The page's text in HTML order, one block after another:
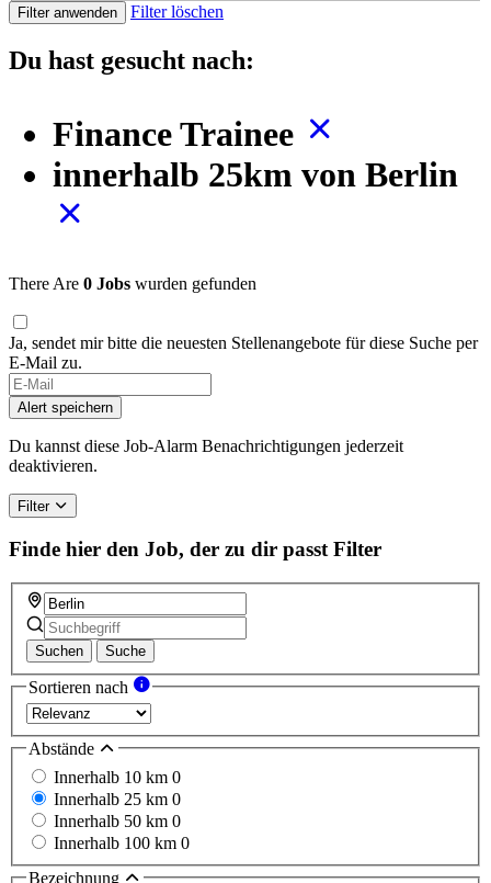
Filter anwenden Filter löschen
Du hast gesucht nach:
Finance Trainee
innerhalb 25km von Berlin
There Are 0 Jobs wurden gefunden
Ja, sendet mir bitte die neuesten Stellenangebote für diese Suche per
E-Mail zu.
Alert speichern
Du kannst diese Job-Alarm Benachrichtigungen jederzeit
deaktivieren.
Filter
Finde hier den Job, der zu dir passt Filter
Suchen Suche
Sortieren nach
Abstände
Innerhalb 10 km 0
Innerhalb 25 km 0
Innerhalb 50 km 0
Innerhalb 100 km 0
Bezeichnung